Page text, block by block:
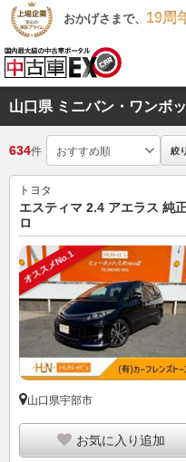
おかげさまで、 19周
山口県 ミニバン・ワンボ
634件 絞
トヨタ
エスティマ 2.4 アエラス 純
ロ
オススメNo.1
山口県宇部市
お気に入り追加